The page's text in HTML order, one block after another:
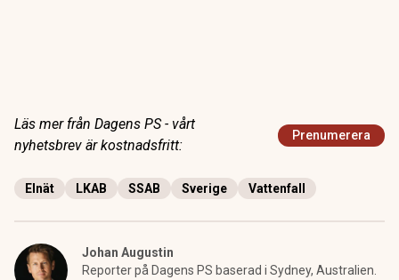
Läs mer från Dagens PS - vårt
nyhetsbrev är kostnadsfritt:
Prenumerera
Elnät LKAB SSAB Sverige Vattenfall
Johan Augustin
Reporter på Dagens PS baserad i Sydney, Australien.